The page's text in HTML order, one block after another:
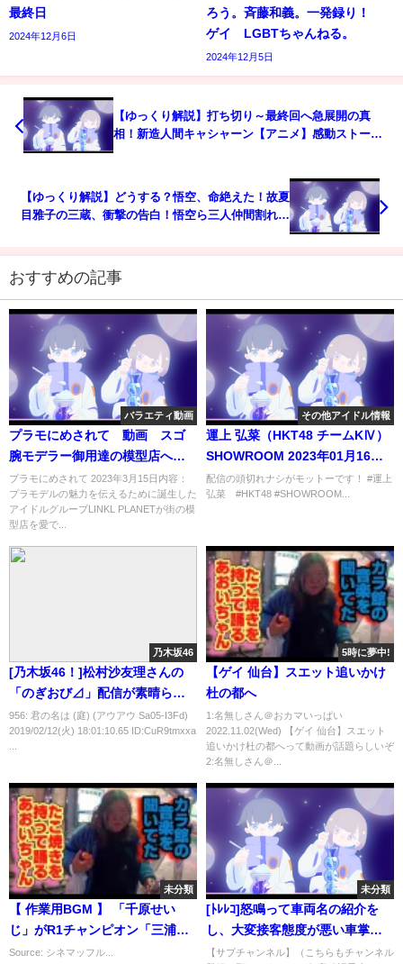
最終日
2024年12月6日
ろう。斉藤和義。一発録り！
ゲイ LGBTちゃんねる。
2024年12月5日
【ゆっくり解説】打ち切り～最終回へ急展開の真
相！新造人間キャシャーン【アニメ】感動ストーリ
【ゆっくり解説】どうする？悟空、命絶えた！故夏
目雅子の三蔵、衝撃の告白！悟空ら三人仲間割れ！
おすすめの記事
バラエティ動画
プラモにめされて 動画 スゴ
腕モデラー御用達の模型店へ 3
月15日
プラモにめされて 2023年3月15日内容：
プラモデルの魅力を伝えるために誕生した
アイドルグループLINKL PLANETが街の模
型店を愛で...
その他アイドル情報
運上 弘菜（HKT48 チームKⅣ）
SHOWROOM 2023年01月16日
19時02分19秒
配信の頭切れナシがモットーです！ #運上
弘菜 #HKT48 #SHOWROOM...
乃木坂46
[乃木坂46！]松村沙友理さんの
「のぎおび⊿」配信が素晴らし
い！
956: 君の名は (庭) (アウアウ Sa05-I3Fd)
2019/02/12(火) 18:01:10.65 ID:CuR9tmxxa
5時に夢中!
【ゲイ 仙台】スエット追いかけ
杜の都へ
1:名無しさん＠おカマいっぱい
2022.11.02(Wed) 【ゲイ 仙台】スエット
追いかけ杜の都へって動画が話題らしいぞ
2:名無しさん＠...
未分類
【 作業用BGM 】 「千原せい
じ」がR1チャンピオン「三浦マ
イルド」を紹介します
Source: シネマッフル...
未分類
[ﾄﾚﾚｺ]怒鳴って車両名の紹介を
し、大変接客態度が悪い車掌＜
女性専用車 任意確認乗車＞
【サブチャンネル】（こちらもチャンネル